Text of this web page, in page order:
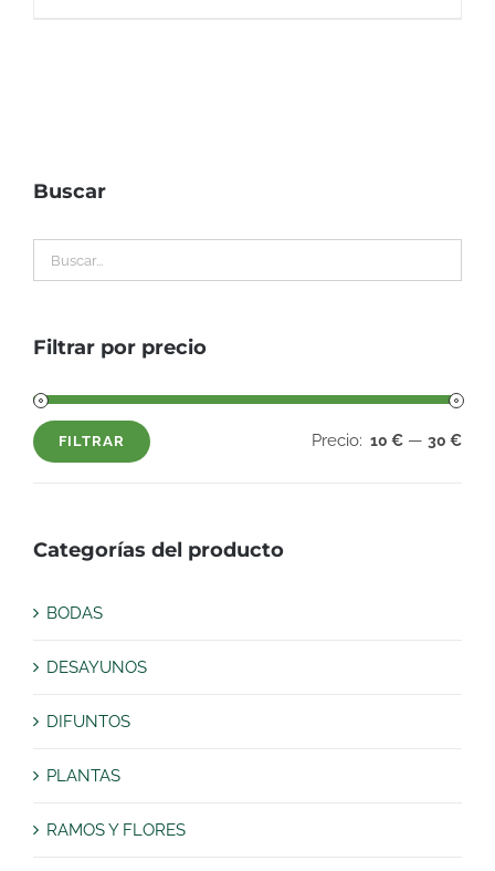
Buscar
Filtrar por precio
Precio
Precio
FILTRAR Precio: 10 € — 30 €
Categorías del producto
BODAS
DESAYUNOS
DIFUNTOS
PLANTAS
RAMOS Y FLORES